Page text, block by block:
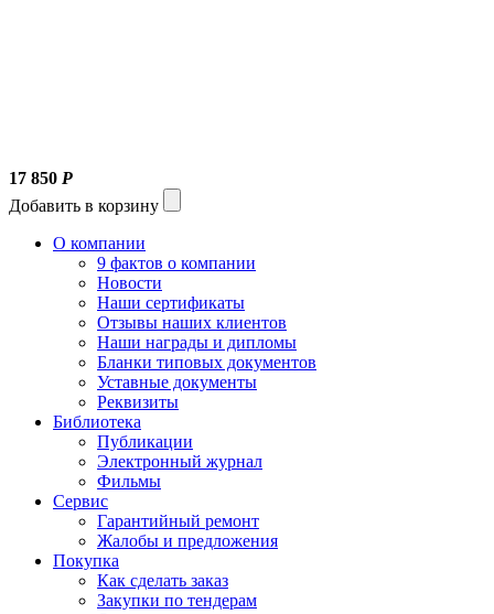
17 850 Р
Добавить в корзину
О компании
9 фактов о компании
Новости
Наши сертификаты
Отзывы наших клиентов
Наши награды и дипломы
Бланки типовых документов
Уставные документы
Реквизиты
Библиотека
Публикации
Электронный журнал
Фильмы
Сервис
Гарантийный ремонт
Жалобы и предложения
Покупка
Как сделать заказ
Закупки по тендерам